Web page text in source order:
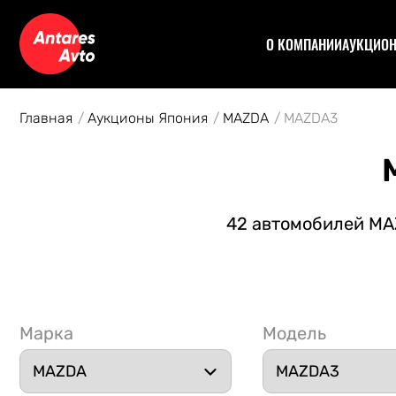
О КОМПАНИИ
Главная Аукционы Япония MAZDA MAZDA3
42 автомобилей
Марка Модель